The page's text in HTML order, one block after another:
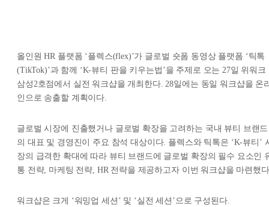
올인원 HR 플랫폼 ‘플렉스(flex)’가 글로벌 숏폼 동영상 플랫폼 ‘틱톡
(TikTok)’과 함께 ‘K-뷰티 판을 키우는법’을 주제로 오는 27일 위워크
삼성2호점에서 실전 워크샵을 개최한다. 28일에는 동일 워크샵을 온
인으로 송출할 계획이다.
글로벌 시장에 진출했거나 글로벌 확장을 고려하는 국내 뷰티 브랜드
의 대표 및 경영진이 주요 참석 대상이다. 플렉스와 틱톡은 ‘K-뷰티’
장의 급격한 확대에 따라 뷰티 브랜드에 글로벌 확장의 필수 요소인
통 전략, 마케팅 전략, HR 전략을 제공하고자 이번 워크샵을 마련했
워크샵은 크게 ‘워밍업 세션’ 및 ‘실전 세션’으로 구성된다.